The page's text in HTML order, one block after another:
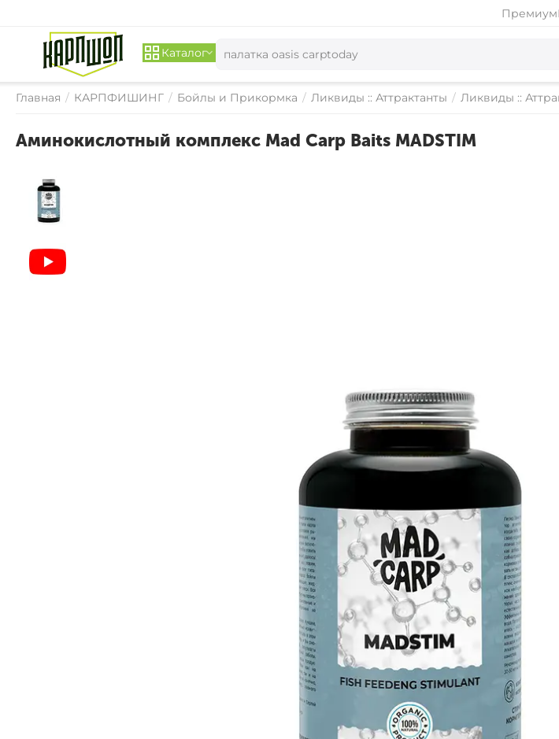
Премиум
Каталог
Главная / КАРПФИШИНГ / Бойлы и Прикормка / Ликвиды :: Аттрактанты / Ликвиды ::
Аминокислотный комплекс Mad Carp Baits MADSTIM